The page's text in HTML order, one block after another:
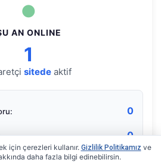
●
AN ONLINE
1
sitede aktif
0
0
için çerezleri kullanır. Gizlilik Politikamız ve
daha fazla bilgi edinebilirsin.